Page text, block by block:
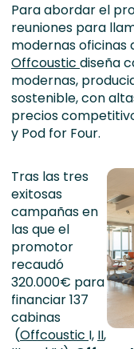
Para abordar el
reuniones para
modernas oficinas
Offcoustic diseña
modernas,
sostenible, con
precios
y Pod for Four.
Tras las tres
exitosas
campañas en
las que el
promotor
recaudó
320.000€ para
financiar 137
cabinas
(Offcoustic I, II,